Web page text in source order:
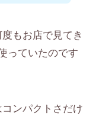
もお店で見てき
っていたのです
ンパクトさだけ